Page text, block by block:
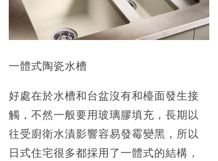
一體式陶瓷水槽
好處在於水槽和台盆沒有和檯面發生接
觸，不然一般要用玻璃膠填充，長期以
往受廚衛水漬影響容易發霉變黑，所以
日式住宅很多都採用了一體式的結構，